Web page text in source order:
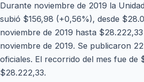
Durante noviembre de 2019 la
subió $156,98 (+0,56%), desde
noviembre de 2019 hasta
noviembre de 2019. Se publicaron
oficiales. El recorrido del mes fue de
$28.222,33.